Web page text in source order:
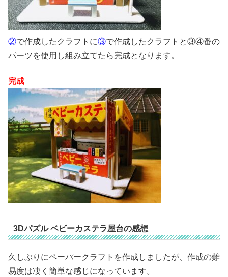
②で作成したクラフトに③で作成したクラフトと③④番の
パーツを使用し組み立てたら完成となります。
完成
3Dパズル ベビーカステラ屋台の感想
久しぶりにペーパークラフトを作成しましたが、作成の難
易度は凄く簡単な感じになっています。